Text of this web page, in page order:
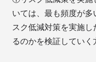
いては、最も頻度が多
スク低減対策を実施
るのかを検証していく